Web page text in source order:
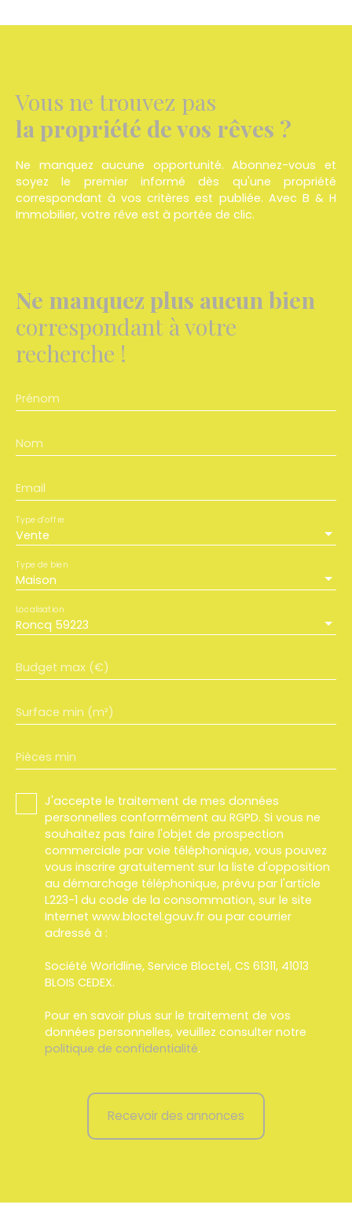
Vous ne trouvez pas
la propriété de vos rêves ?
Ne manquez aucune opportunité. Abonnez-vous et
soyez le premier informé dès qu'une propriété
correspondant à vos critères est publiée. Avec B & H
Immobilier, votre rêve est à portée de clic.
Ne manquez plus aucun bien
correspondant à votre
recherche !
Prénom
Nom
Email
Vente
Type d'offre
Maison
Type de bien
Roncq 59223
Localisation
Budget max (€)
Surface min (m²)
Pièces min
J'accepte le traitement de mes données
personnelles conformément au RGPD. Si vous ne
souhaitez pas faire l'objet de prospection
commerciale par voie téléphonique, vous pouvez
vous inscrire gratuitement sur la liste d'opposition
au démarchage téléphonique, prévu par l'article
L223-1 du code de la consommation, sur le site
Internet www.bloctel.gouv.fr ou par courrier
adressé à :
Société Worldline, Service Bloctel, CS 61311, 41013
BLOIS CEDEX.
Pour en savoir plus sur le traitement de vos
données personnelles, veuillez consulter notre
politique de confidentialité.
Recevoir des annonces